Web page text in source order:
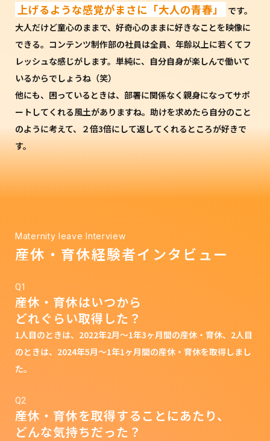
上げるような感覚がまさに「大人の青春」
です。
大人だけど童心のままで、好奇心のままに好きなことを映像に
できる。コンテンツ制作部の社員は全員、年齢以上に若くてフ
レッシュな感じがします。単純に、自分自身が楽しんで働いて
いるからでしょうね（笑）
他にも、困っているときは、部署に関係なく親身になってサポ
ートしてくれる風土がありますね。助けを求めたら自分のこと
のように考えて、２倍3倍にして返してくれるところが好きで
す。
Maternity leave Interview
産休・育休経験者インタビュー
Q1
産休・育休はいつから
どれぐらい取得した？
1人目のときは、2022年2月～1年3ヶ月間の産休・育休、2人目
のときは、2024年5月～1年1ヶ月間の産休・育休を取得しまし
た。
Q2
産休・育休を取得することにあたり、
どんな気持ちだった？